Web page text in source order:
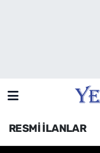
RESMİ İLANLAR
Siyaset